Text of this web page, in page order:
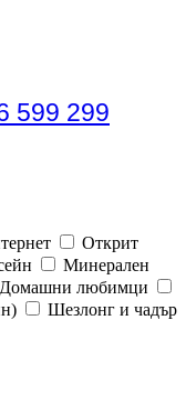
599 299
Открит
Минерален
Домашни любимци
Шезлонг и чадър